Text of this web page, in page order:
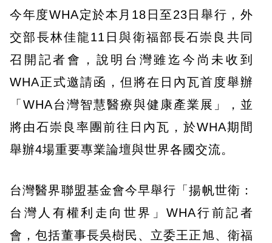
今年度WHA定於本月18日至23日舉行，外
交部長林佳龍11日與衛福部長石崇良共同
召開記者會，說明台灣雖迄今尚未收到
WHA正式邀請函，但將在日內瓦首度舉辦
「WHA台灣智慧醫療與健康產業展」，並
將由石崇良率團前往日內瓦，於WHA期間
舉辦4場重要專業論壇與世界各國交流。
台灣醫界聯盟基金會今早舉行「揚帆世衛：
台灣人有權利走向世界」WHA行前記者
會，包括董事長吳樹民、立委王正旭、衛福